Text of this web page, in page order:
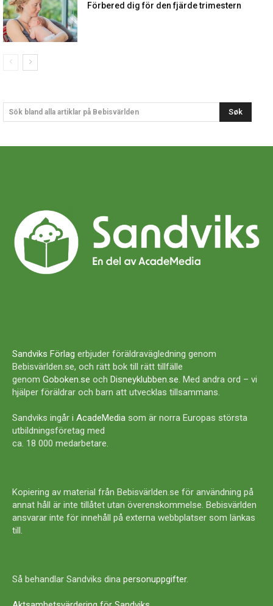
Förbered dig för den fjärde trimestern
Sök bland alla artiklar på Bebisvärlden Søk
Sandviks Förlag erbjuder föräldravägledning genom
Bebisvärlden.se, och rätt bok till rätt tillfälle
genom Goboken.se och Disneyklubben.se. Med andra ord – vi
hjälper föräldrar och barn att utvecklas tillsammans.
Sandviks ingår i AcadeMedia som är norra Europas största
utbildningsföretag med
ca. 18 000 medarbetare.
Kopiering av material från Bebisvärlden.se för användning på
annat håll är inte tillåtet utan överenskommelse. Bebisvärlden
ansvarar inte för innehåll på externa webbplatser som länkas
till.
Så behandlar Sandviks dina personuppgifter.